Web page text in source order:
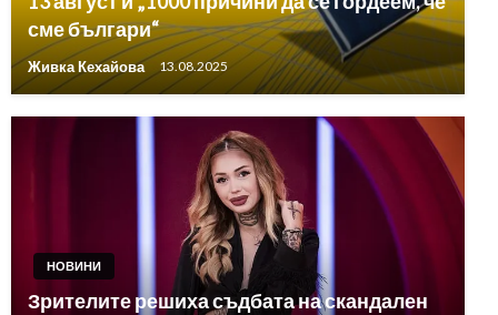
сме българи“
Живка Кехайова 13.08.2025
НОВИНИ
Зрителите решиха съдбата на скандален